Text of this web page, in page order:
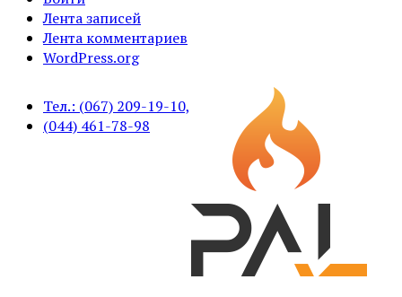
Лента записей
Лента комментариев
WordPress.org
Тел.: (067) 209-19-10,
(044) 461-78-98